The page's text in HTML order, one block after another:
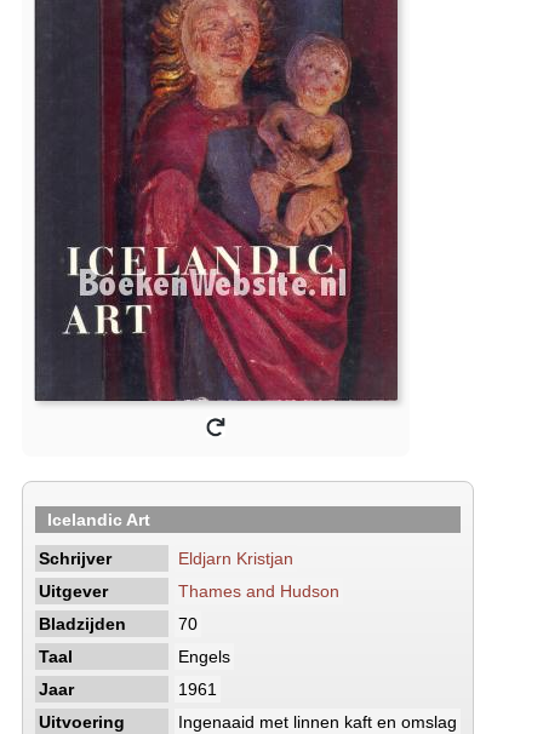
Icelandic Art
Schrijver
Eldjarn Kristjan
Uitgever
Thames and Hudson
Bladzijden
70
Taal
Engels
Jaar
1961
Uitvoering
Ingenaaid met linnen kaft en omslag